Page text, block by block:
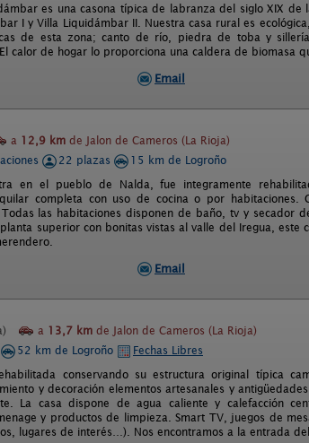
es una casona típica de labranza del siglo XIX de
I y Villa Liquidámbar II. Nuestra casa rural es
de esta zona; canto de río, piedra de toba y
calor de hogar lo proporciona una caldera de biomasa
Email
a 12,9 km de Jalon de Cameros (La Rioja)
22 plazas
15 km de Logroño
en el pueblo de Nalda, fue integramente
completa con uso de cocina o por habitaciones.
las habitaciones disponen de baño, tv y secador
superior con bonitas vistas al valle del Iregua, este
Email
a 13,7 km de Jalon de Cameros (La Rioja)
52 km de Logroño
Fechas Libres
conservando su estructura original típica
y decoración elementos artesanales y
La casa dispone de agua caliente y calefacción
y productos de limpieza. Smart TV, juegos de
lugares de interés…). Nos encontramos a la entrada